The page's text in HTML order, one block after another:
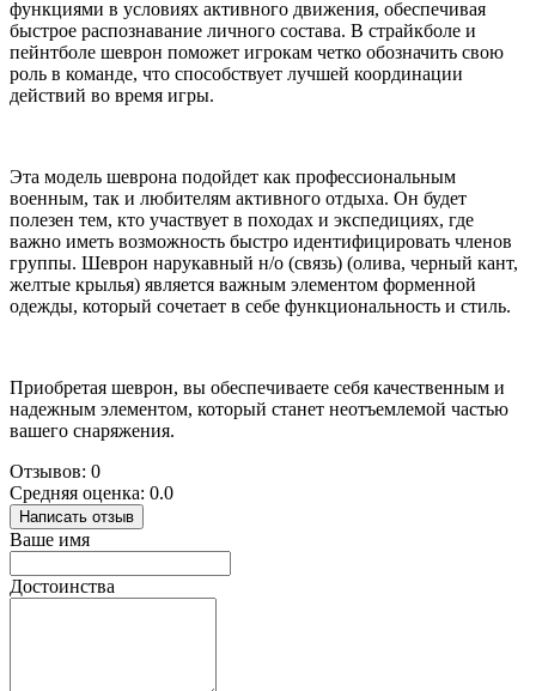
функциями в условиях активного движения, обеспечивая
быстрое распознавание личного состава. В страйкболе и
пейнтболе шеврон поможет игрокам четко обозначить свою
роль в команде, что способствует лучшей координации
действий во время игры.
Эта модель шеврона подойдет как профессиональным
военным, так и любителям активного отдыха. Он будет
полезен тем, кто участвует в походах и экспедициях, где
важно иметь возможность быстро идентифицировать членов
группы. Шеврон нарукавный н/о (связь) (олива, черный кант,
желтые крылья) является важным элементом форменной
одежды, который сочетает в себе функциональность и стиль.
Приобретая шеврон, вы обеспечиваете себя качественным и
надежным элементом, который станет неотъемлемой частью
вашего снаряжения.
Отзывов: 0
Средняя оценка: 0.0
Написать отзыв
Ваше имя
Достоинства